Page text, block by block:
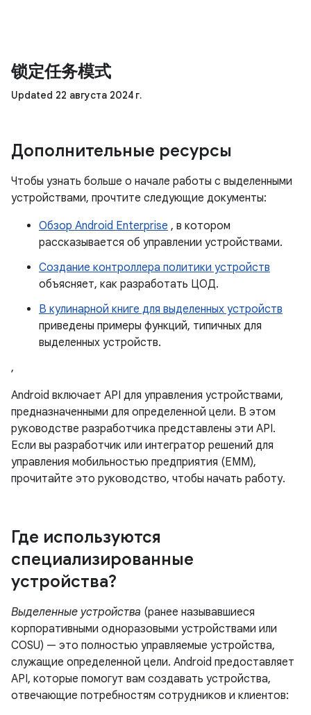
锁定任务模式
Updated 22 августа 2024 г.
Дополнительные ресурсы
Чтобы узнать больше о начале работы с выделенными
устройствами, прочтите следующие документы:
Обзор Android Enterprise , в котором
рассказывается об управлении устройствами.
Создание контроллера политики устройств
объясняет, как разработать ЦОД.
В кулинарной книге для выделенных устройств
приведены примеры функций, типичных для
выделенных устройств.
,
Android включает API для управления устройствами,
предназначенными для определенной цели. В этом
руководстве разработчика представлены эти API.
Если вы разработчик или интегратор решений для
управления мобильностью предприятия (EMM),
прочитайте это руководство, чтобы начать работу.
Где используются
специализированные
устройства?
Выделенные устройства (ранее называвшиеся
корпоративными одноразовыми устройствами или
COSU) — это полностью управляемые устройства,
служащие определенной цели. Android предоставляет
API, которые помогут вам создавать устройства,
отвечающие потребностям сотрудников и клиентов: